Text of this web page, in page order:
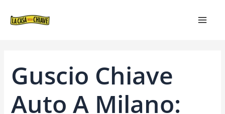
Guscio Chiave
Auto A Milano:
ARTICOLI